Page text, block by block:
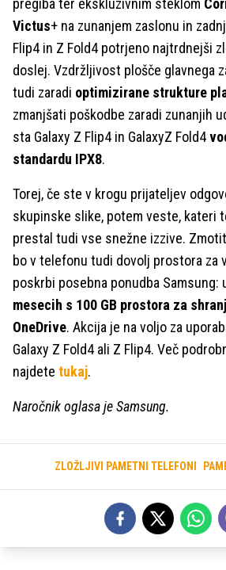
pregiba ter ekskluzivnim steklom
Victus+ na zunanjem zaslonu in
Flip4 in Z Fold4 potrjeno najtrdnejši
doslej. Vzdržljivost plošče glavnega
tudi zaradi optimizirane strukture
zmanjšati poškodbe zaradi zunanjih
sta Galaxy Z Flip4 in GalaxyZ Fold4
standardu IPX8.
Torej, če ste v krogu prijateljev
skupinske slike, potem veste, kateri
prestal tudi vse snežne izzive.
bo v telefonu tudi dovolj prostora za
poskrbi posebna ponudba Samsung:
mesecih s 100 GB prostora za
OneDrive. Akcija je na voljo za
Galaxy Z Fold4 ali Z Flip4. Več
najdete tukaj.
Naročnik oglasa je Samsung.
ZLOŽLJIVI PAMETNI TELEFONI